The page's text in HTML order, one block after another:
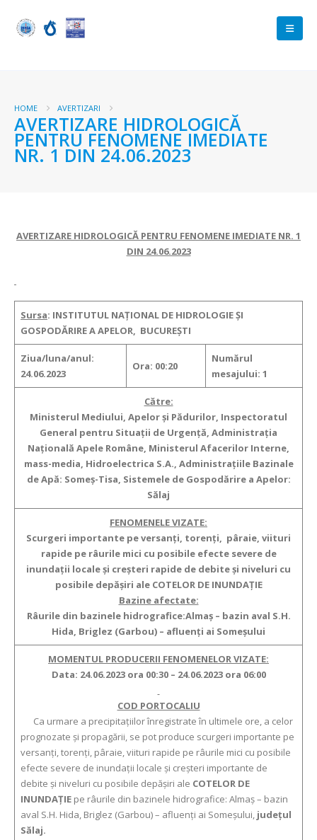
HOME AVERTIZARI
AVERTIZARE HIDROLOGICĂ
PENTRU FENOMENE IMEDIATE
NR. 1 DIN 24.06.2023
AVERTIZARE HIDROLOGICĂ PENTRU FENOMENE IMEDIATE NR. 1
DIN 24.06.2023
Sursa: INSTITUTUL NAȚIONAL DE HIDROLOGIE ȘI
GOSPODĂRIRE A APELOR, BUCUREȘTI
Ziua/luna/anul:
24.06.2023
Ora: 00:20
Numărul
mesajului: 1
Către:
Ministerul Mediului, Apelor şi Pădurilor, Inspectoratul
General pentru Situaţii de Urgenţă, Administraţia
Naţională Apele Române, Ministerul Afacerilor Interne,
mass-media, Hidroelectrica S.A., Administraţiile Bazinale
de Apă: Someș-Tisa, Sistemele de Gospodărire a Apelor:
Sălaj
FENOMENELE VIZATE:
Scurgeri importante pe versanţi, torenţi, pâraie, viituri
rapide pe râurile mici cu posibile efecte severe de
inundaţii locale şi creşteri rapide de debite şi niveluri cu
posibile depășiri ale COTELOR DE INUNDAȚIE
Bazine afectate:
Râurile din bazinele hidrografice:Almaș – bazin aval S.H.
Hida, Briglez (Garbou) – afluenți ai Someșului
MOMENTUL PRODUCERII FENOMENELOR VIZATE:
Data: 24.06.2023 ora 00:30 – 24.06.2023 ora 06:00
COD PORTOCALIU
Ca urmare a precipitațiilor înregistrate în ultimele ore, a celor
prognozate și propagării, se pot produce scurgeri importante pe
versanţi, torenţi, pâraie, viituri rapide pe râurile mici cu posibile
efecte severe de inundaţii locale şi creşteri importante de
debite şi niveluri cu posibile depăşiri ale COTELOR DE
INUNDAŢIE pe râurile din bazinele hidrografice: Almaș – bazin
aval S.H. Hida, Briglez (Garbou) – afluenți ai Someșului, județul
Sălaj.